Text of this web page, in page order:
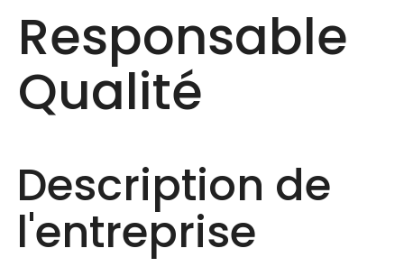
Responsable
Qualité
Description de
l'entreprise